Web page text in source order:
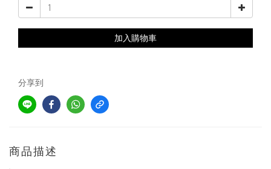
加入購物車
分享到
商品描述